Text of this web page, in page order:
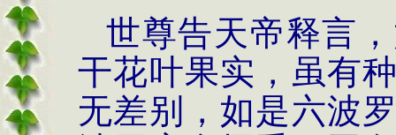
世尊告天帝释言
干花叶果实，虽有
无差别，如是六波